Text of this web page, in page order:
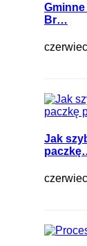
Br…
Jak